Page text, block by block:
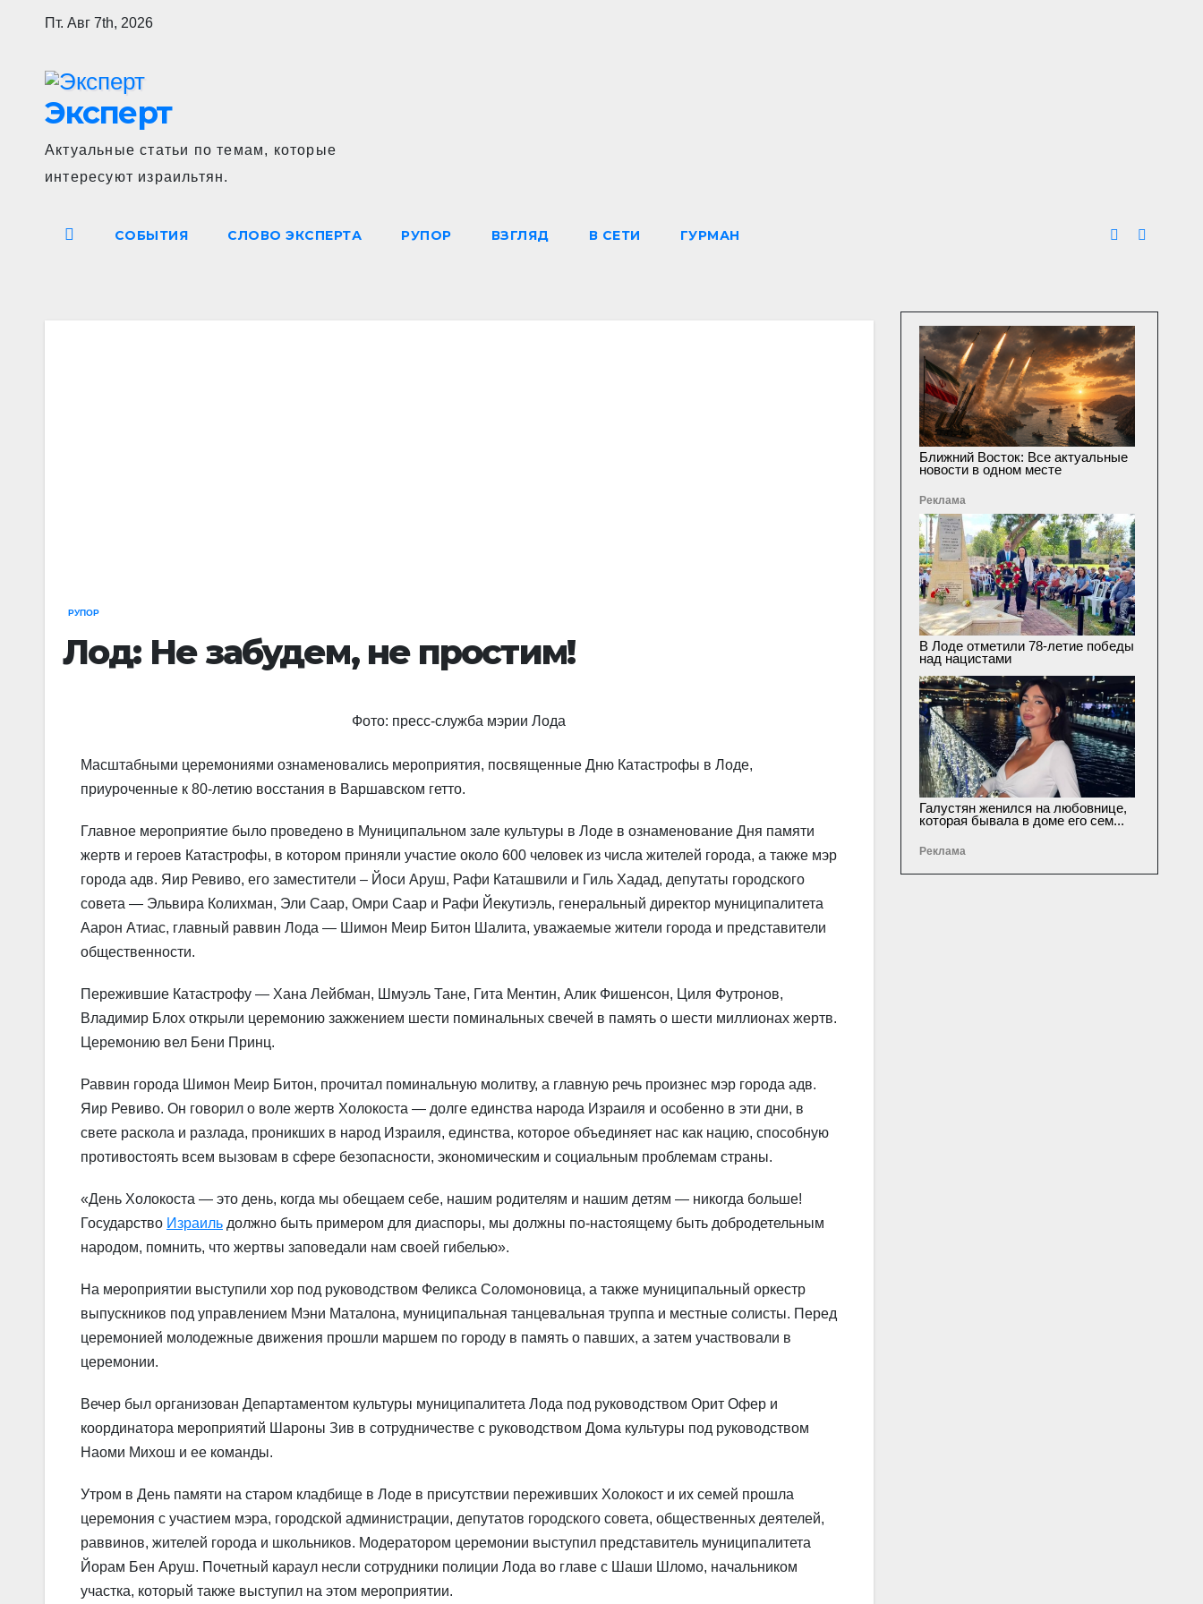
Пт. Авг 7th, 2026
Эксперт
Актуальные статьи по темам, которые
интересуют израильтян.
СОБЫТИЯ СЛОВО ЭКСПЕРТА РУПОР ВЗГЛЯД В СЕТИ ГУРМАН
РУПОР
Лод: Не забудем, не простим!
Фото: пресс-служба мэрии Лода
Масштабными церемониями ознаменовались мероприятия, посвященные Дню Катастрофы в Лоде,
приуроченные к 80-летию восстания в Варшавском гетто.
Главное мероприятие было проведено в Муниципальном зале культуры в Лоде в ознаменование Дня памяти
жертв и героев Катастрофы, в котором приняли участие около 600 человек из числа жителей города, а также мэр
города адв. Яир Ревиво, его заместители – Йоси Аруш, Рафи Каташвили и Гиль Хадад, депутаты городского
совета — Эльвира Колихман, Эли Саар, Омри Саар и Рафи Йекутиэль, генеральный директор муниципалитета
Аарон Атиас, главный раввин Лода — Шимон Меир Битон Шалита, уважаемые жители города и представители
общественности.
Пережившие Катастрофу — Хана Лейбман, Шмуэль Тане, Гита Ментин, Алик Фишенсон, Циля Футронов,
Владимир Блох открыли церемонию зажжением шести поминальных свечей в память о шести миллионах жертв.
Церемонию вел Бени Принц.
Раввин города Шимон Меир Битон, прочитал поминальную молитву, а главную речь произнес мэр города адв.
Яир Ревиво. Он говорил о воле жертв Холокоста — долге единства народа Израиля и особенно в эти дни, в
свете раскола и разлада, проникших в народ Израиля, единства, которое объединяет нас как нацию, способную
противостоять всем вызовам в сфере безопасности, экономическим и социальным проблемам страны.
«День Холокоста — это день, когда мы обещаем себе, нашим родителям и нашим детям — никогда больше!
Государство Израиль должно быть примером для диаспоры, мы должны по-настоящему быть добродетельным
народом, помнить, что жертвы заповедали нам своей гибелью».
На мероприятии выступили хор под руководством Феликса Соломоновица, а также муниципальный оркестр
выпускников под управлением Мэни Маталона, муниципальная танцевальная труппа и местные солисты. Перед
церемонией молодежные движения прошли маршем по городу в память о павших, а затем участвовали в
церемонии.
Вечер был организован Департаментом культуры муниципалитета Лода под руководством Орит Офер и
координатора мероприятий Шароны Зив в сотрудничестве с руководством Дома культуры под руководством
Наоми Михош и ее команды.
Утром в День памяти на старом кладбище в Лоде в присутствии переживших Холокост и их семей прошла
церемония с участием мэра, городской администрации, депутатов городского совета, общественных деятелей,
раввинов, жителей города и школьников. Модератором церемонии выступил представитель муниципалитета
Йорам Бен Аруш. Почетный караул несли сотрудники полиции Лода во главе с Шаши Шломо, начальником
участка, который также выступил на этом мероприятии.
Ближний Восток: Все актуальные
новости в одном месте
Реклама
В Лоде отметили 78-летие победы
над нацистами
Галустян женился на любовнице,
которая бывала в доме его сем...
Реклама